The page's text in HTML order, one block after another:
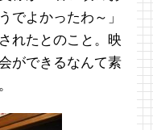
でよかったわ～」
れたとのこと。映
ができるなんて素